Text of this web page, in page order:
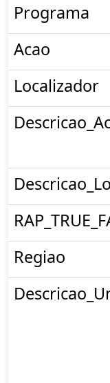
Programa
Acao
Localizador
Regiao